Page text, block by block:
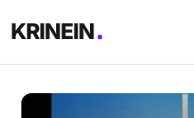
KRINEIN